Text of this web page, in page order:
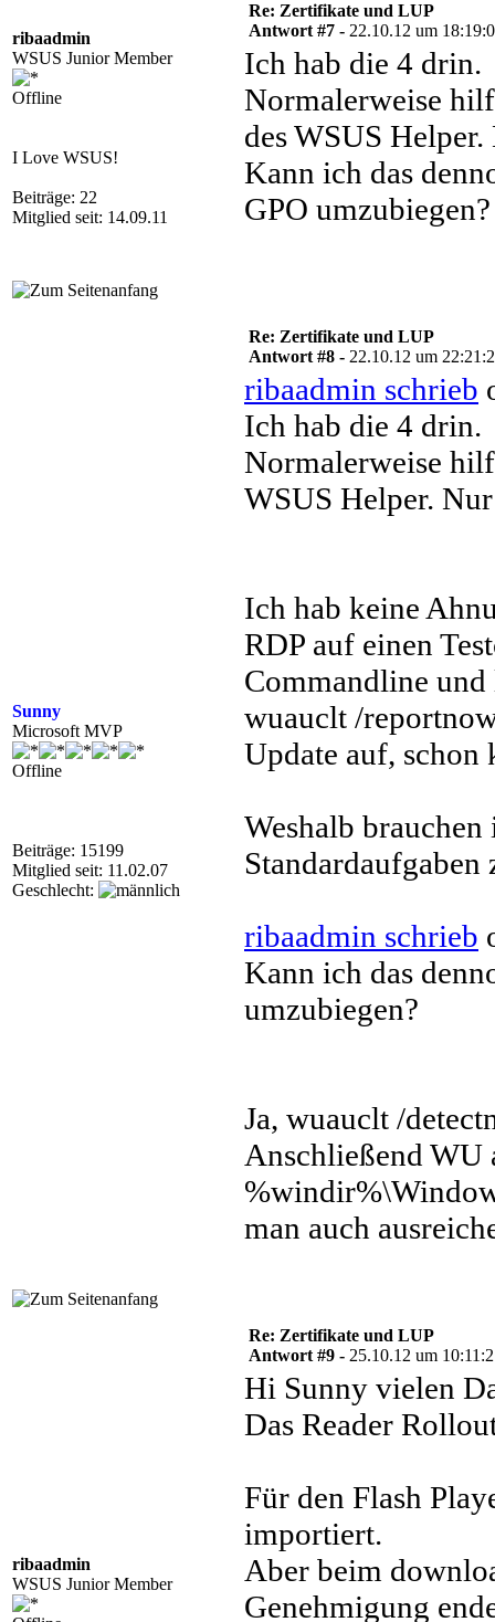
ribaadmin
WSUS Junior Member
Offline
I Love WSUS!
Beiträge: 22
Mitglied seit: 14.09.11
Re: Zertifikate und LUP
Antwort #7 - 22.10.12 um
Ich hab die 4 drin.
Normalerweise
des WSUS
Kann ich das
GPO umzubiegen?
Sunny
Microsoft MVP
Offline
Beiträge: 15199
Mitglied seit: 11.02.07
Geschlecht:
Re: Zertifikate und LUP
Antwort #8 - 22.10.12 um
ribaadmin schrieb
Ich hab die 4 drin.
Normalerweise
WSUS Helper.
Ich hab keine
RDP auf einen
Commandline
wuauclt /
Update auf, schon
Weshalb
Standardaufgaben
ribaadmin schrieb
Kann ich das
umzubiegen?
Ja, wuauclt /
Anschließend
man auch
ribaadmin
WSUS Junior Member
Re: Zertifikate und LUP
Antwort #9 - 25.10.12 um
Hi Sunny vielen
Das Reader
Für den Flash
importiert.
Aber beim
Genehmigung